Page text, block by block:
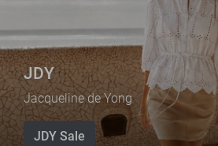
JDY
Jacqueline de Yong
JDY Sale